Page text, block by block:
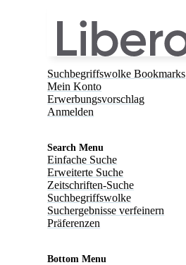
Suchbegriffswolke Bookmarks
Mein Konto
Erwerbungsvorschlag
Anmelden
Search Menu
Einfache Suche
Erweiterte Suche
Zeitschriften-Suche
Suchbegriffswolke
Suchergebnisse verfeinern
Präferenzen
Bottom Menu